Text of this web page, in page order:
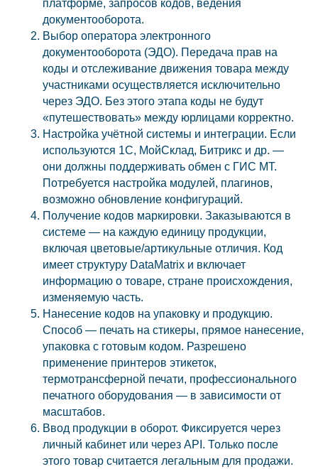
платформе, запросов кодов, ведения
документооборота.
Выбор оператора электронного
документооборота (ЭДО). Передача прав на
коды и отслеживание движения товара между
участниками осуществляется исключительно
через ЭДО. Без этого этапа коды не будут
«путешествовать» между юрлицами корректно.
Настройка учётной системы и интеграции. Если
используются 1С, МойСклад, Битрикс и др. —
они должны поддерживать обмен с ГИС МТ.
Потребуется настройка модулей, плагинов,
возможно обновление конфигураций.
Получение кодов маркировки. Заказываются в
системе — на каждую единицу продукции,
включая цветовые/артикульные отличия. Код
имеет структуру DataMatrix и включает
информацию о товаре, стране происхождения,
изменяемую часть.
Нанесение кодов на упаковку и продукцию.
Способ — печать на стикеры, прямое нанесение,
упаковка с готовым кодом. Разрешено
применение принтеров этикеток,
термотрансферной печати, профессионального
печатного оборудования — в зависимости от
масштабов.
Ввод продукции в оборот. Фиксируется через
личный кабинет или через API. Только после
этого товар считается легальным для продажи.